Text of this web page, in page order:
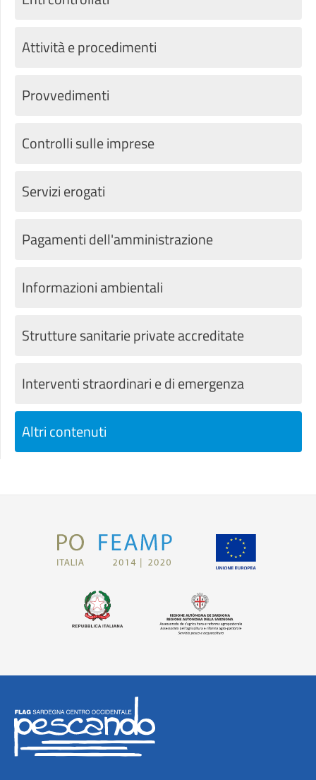
Attività e procedimenti
Provvedimenti
Controlli sulle imprese
Servizi erogati
Pagamenti dell'amministrazione
Informazioni ambientali
Strutture sanitarie private accreditate
Interventi straordinari e di emergenza
Altri contenuti